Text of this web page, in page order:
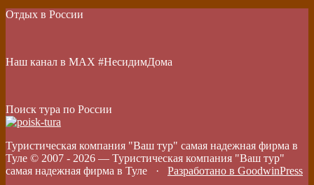
Отдых в России
Наш канал в МАХ #НесидимДома
Поиск тура по России
Туристическая компания "Ваш тур" самая надежная фирма в
Туле © 2007 - 2026 — Туристическая компания "Ваш тур"
самая надежная фирма в Туле · Разработано в GoodwinPress